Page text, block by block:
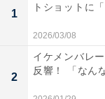
1
トショットに
2026/03/08
2
イケメンバレ
反響！ 「なん